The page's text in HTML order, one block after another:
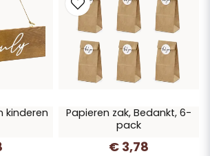
kinderen
Papieren zak, Bedankt, 6-
pack
€ 3,78